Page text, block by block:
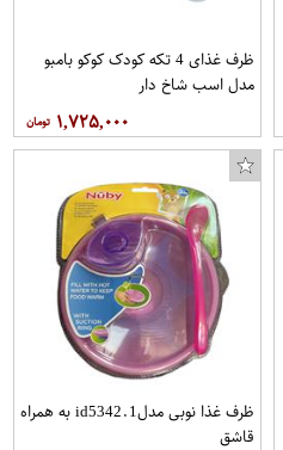
ظرف غذای 4 تکه کودک کوکو بامبو
مدل اسب شاخ دار
۱,۷۲۵,۰۰۰
ظرف غذا نوبی مدلid5342.1 به همراه
قاشق